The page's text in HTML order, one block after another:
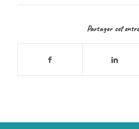
Partager cet